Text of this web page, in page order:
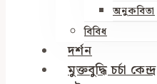
অনুকবিতা
বিবিধ
দর্শন
মুক্তবুদ্ধি চর্চা কেন্দ্র